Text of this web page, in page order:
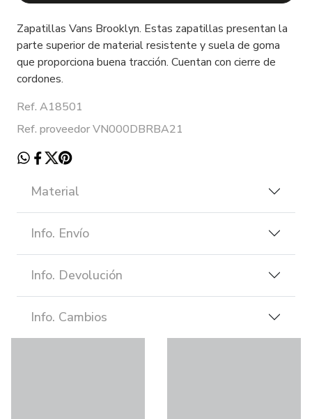
Zapatillas Vans Brooklyn. Estas zapatillas presentan la
parte superior de material resistente y suela de goma
que proporciona buena tracción. Cuentan con cierre de
cordones.
Ref. A18501
Ref. proveedor VN000DBRBA21
Material
Info. Envío
Info. Devolución
Info. Cambios